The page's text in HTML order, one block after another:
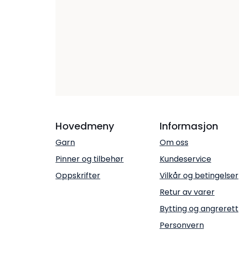
Hovedmeny
Garn
Pinner og tilbehør
Oppskrifter
Informasjon
Om oss
Kundeservice
Vilkår og betingelser
Retur av varer
Bytting og angrerett
Personvern